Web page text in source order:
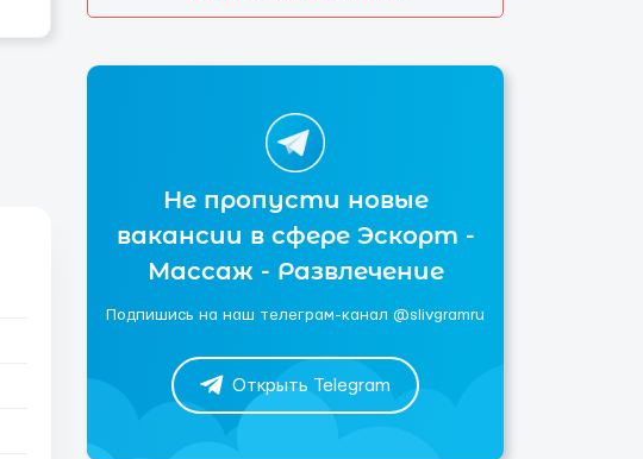
Не пропусти новые
вакансии в сфере Эскорт -
Массаж - Развлечение
Подпишись на наш телеграм-канал @slivgramru
Открыть Telegram